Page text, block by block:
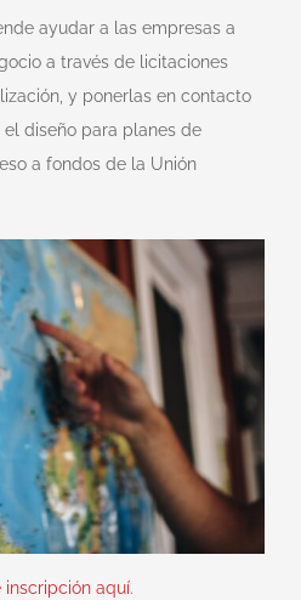
ayudar a las empresas a
a través de licitaciones
y ponerlas en contacto
diseño para planes de
a fondos de la Unión
inscripción aquí.